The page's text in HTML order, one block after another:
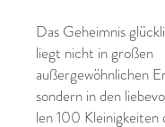
Das Geheimnis
liegt nicht in großen
außergewöhnlichen
sondern in den
len 100 Kleinigkeiten